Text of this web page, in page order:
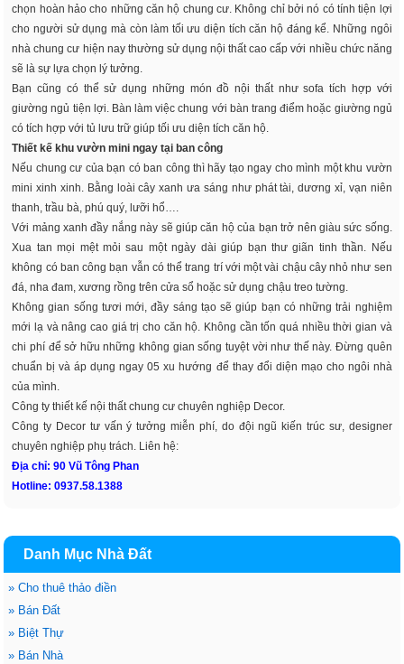
chọn hoàn hảo cho những căn hộ chung cư. Không chỉ bởi nó có tính tiện lợi
cho người sử dụng mà còn làm tối ưu diện tích căn hộ đáng kể. Những ngôi
nhà chung cư hiện nay thường sử dụng nội thất cao cấp với nhiều chức năng
sẽ là sự lựa chọn lý tưởng.
Bạn cũng có thể sử dụng những món đồ nội thất như sofa tích hợp với
giường ngủ tiện lợi. Bàn làm việc chung với bàn trang điểm hoặc giường ngủ
có tích hợp với tủ lưu trữ giúp tối ưu diện tích căn hộ.
Thiết kế khu vườn mini ngay tại ban công
Nếu chung cư của bạn có ban công thì hãy tạo ngay cho mình một khu vườn
mini xinh xinh. Bằng loài cây xanh ưa sáng như phát tài, dương xỉ, vạn niên
thanh, trầu bà, phú quý, lưỡi hổ….
Với mảng xanh đầy nắng này sẽ giúp căn hộ của bạn trở nên giàu sức sống.
Xua tan mọi mệt mỏi sau một ngày dài giúp bạn thư giãn tinh thần. Nếu
không có ban công bạn vẫn có thể trang trí với một vài chậu cây nhỏ như sen
đá, nha đam, xương rồng trên cửa sổ hoặc sử dụng chậu treo tường.
Không gian sống tươi mới, đầy sáng tạo sẽ giúp bạn có những trải nghiệm
mới lạ và nâng cao giá trị cho căn hộ. Không cần tốn quá nhiều thời gian và
chi phí để sở hữu những không gian sống tuyệt vời như thế này. Đừng quên
chuẩn bị và áp dụng ngay 05 xu hướng để thay đổi diện mạo cho ngôi nhà
của mình.
Công ty thiết kế nội thất chung cư chuyên nghiệp Decor.
Công ty Decor tư vấn ý tưởng miễn phí, do đội ngũ kiến trúc sư, designer
chuyên nghiệp phụ trách. Liên hệ:
Địa chỉ: 90 Vũ Tông Phan
Hotline: 0937.58.1388
Danh Mục Nhà Đất
» Cho thuê thảo điền
» Bán Đất
» Biệt Thự
» Bán Nhà